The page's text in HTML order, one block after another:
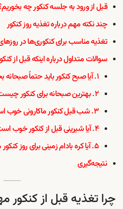
قبل از ورود به جلسه کنکور چه
چند نکته مهم درباره تغذیه روز کنکور
تغذیه مناسب برای کنکوری‌ها در
سوالات متداول درباره اینکه قبل از
۱. آیا صبح کنکور باید حتماً صبحانه بخوریم؟
۲. بهترین صبحانه برای کنکور چیست؟
۳. شب قبل کنکور ماکارونی خوب است؟
۴. آیا شیرینی قبل از کنکور خوب است؟
۵. آیا کره بادام زمینی برای روز کنکور مناسب است؟
نتیجه‌گیری
چرا تغذیه قبل از